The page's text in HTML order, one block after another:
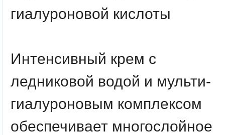
гиалуроновой кислоты
Интенсивный крем с
ледниковой водой и мульти-
гиалуроновым комплексом
обеспечивает многослойное